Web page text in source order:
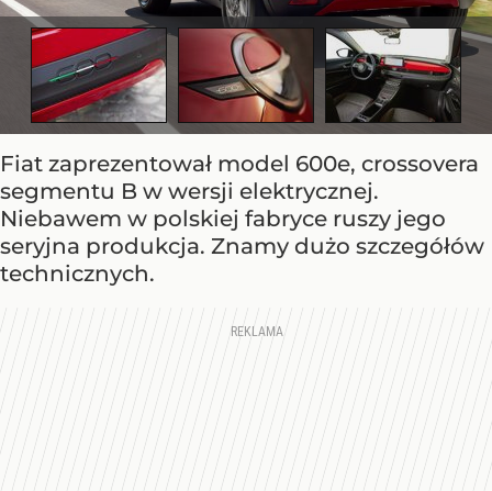
Fiat zaprezentował model 600e, crossovera
segmentu B w wersji elektrycznej.
Niebawem w polskiej fabryce ruszy jego
seryjna produkcja. Znamy dużo szczegółów
technicznych.